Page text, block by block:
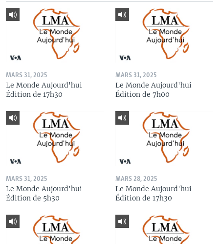
MARS 31, 2025
Le Monde Aujourd'hui
Édition de 17h30
MARS 31, 2025
Le Monde Aujourd'hui
Édition de 7h00
MARS 31, 2025
Le Monde Aujourd'hui
Édition de 5h30
MARS 28, 2025
Le Monde Aujourd'hui
Édition de 17h30